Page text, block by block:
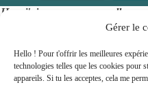
Gérer le
Hello ! Pour t'offrir les meilleures
technologies telles que les cookies pour
appareils. Si tu les acceptes, cela me
Hep, j'ai une super nouvelle
les chèques